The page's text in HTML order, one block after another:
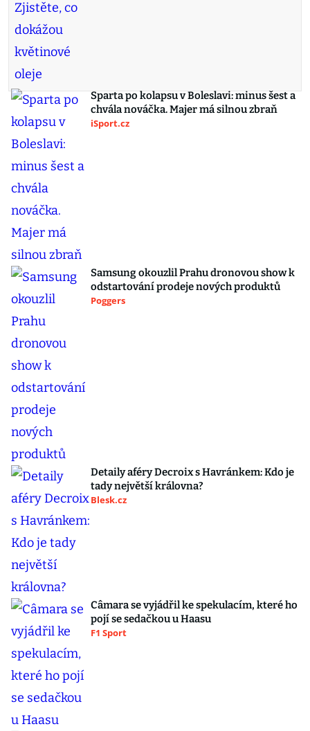
Sparta po kolapsu v Boleslavi: minus šest a
chvála nováčka. Majer má silnou zbraň
iSport.cz
Samsung okouzlil Prahu dronovou show k
odstartování prodeje nových produktů
Poggers
Detaily aféry Decroix s Havránkem: Kdo je
tady největší královna?
Blesk.cz
Câmara se vyjádřil ke spekulacím, které ho
pojí se sedačkou u Haasu
F1 Sport